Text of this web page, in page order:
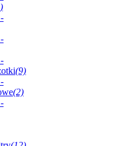
(9)
(2)